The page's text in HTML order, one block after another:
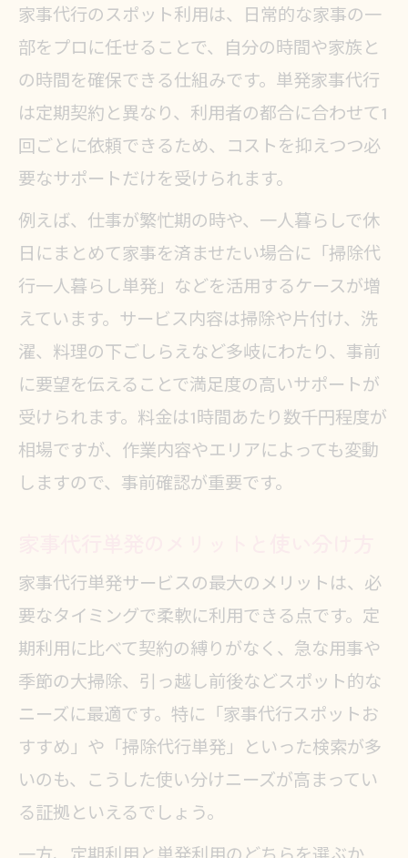
家事代行単発の賢い選び方を徹底解
説
家事代行単発サービスの比較ポイン
ト
スポット家事代行選択時の確認事項
家事代行単発で重視したいサービス
内容
家事代行単発の口コミや実績の見極
め方
スポット利用で家事代行のメリットを実
感
家事代行単発のスポット利用が叶え
る時短術
一人暮らしに最適な家事代行単発の
れる安心
掃除代行単発と家事代行単発の違い
とは
家事代行単発による家の清潔維持の
ポイント
家事代行単発の料金相場と賢い比較ポイ
ント
家事代行のスポット利用は、日常的な家事の一
部をプロに任せることで、自分の時間や家族と
の時間を確保できる仕組みです。単発家事代行
は定期契約と異なり、利用者の都合に合わせて1
回ごとに依頼できるため、コストを抑えつつ必
要なサポートだけを受けられます。
例えば、仕事が繁忙期の時や、一人暮らしで休
日にまとめて家事を済ませたい場合に「掃除代
行一人暮らし単発」などを活用するケースが増
えています。サービス内容は掃除や片付け、洗
濯、料理の下ごしらえなど多岐にわたり、事前
に要望を伝えることで満足度の高いサポートが
受けられます。料金は1時間あたり数千円程度が
相場ですが、作業内容やエリアによっても変動
しますので、事前確認が重要です。
家事代行単発サービスの最大のメリットは、必
要なタイミングで柔軟に利用できる点です。定
期利用に比べて契約の縛りがなく、急な用事や
季節の大掃除、引っ越し前後などスポット的な
ニーズに最適です。特に「家事代行スポットお
すすめ」や「掃除代行単発」といった検索が多
いのも、こうした使い分けニーズが高まってい
る証拠といえるでしょう。